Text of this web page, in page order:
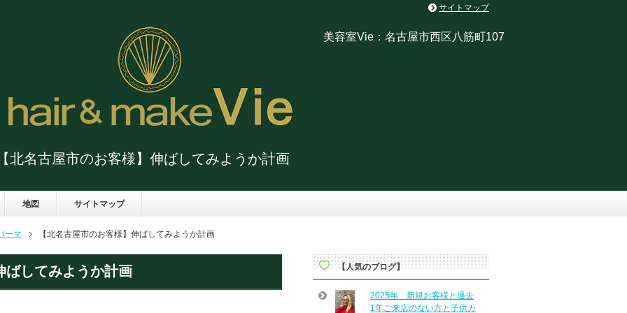
美容室Vie：名古屋市西区八筋町107
北名古屋市のお客様】伸ばしてみようか計画
地図 サイトマップ
ーマ 【北名古屋市のお客様】伸ばしてみようか計画
ばしてみようか計画 【人気のブログ】
2025年 新規お客様と過去
1年ご来店のない方と子供カ
サイトマップ